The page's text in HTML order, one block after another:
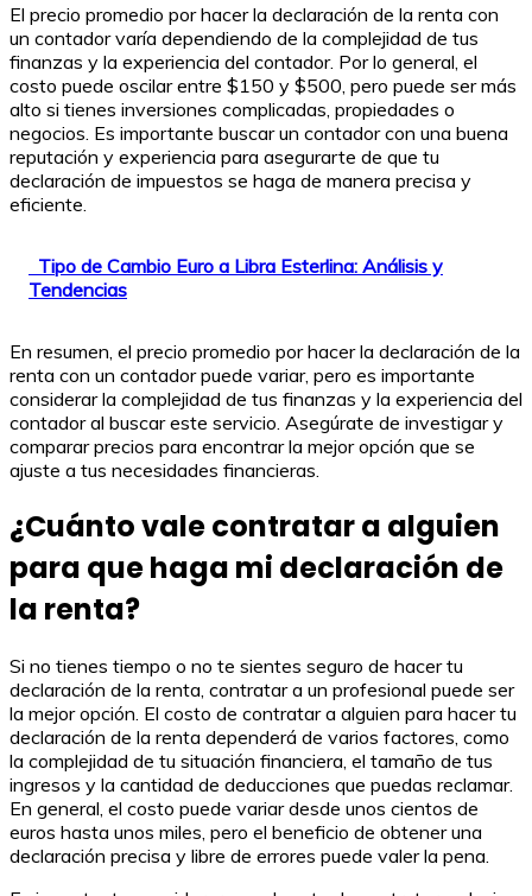
El precio promedio por hacer la declaración de la renta con
un contador varía dependiendo de la complejidad de tus
finanzas y la experiencia del contador. Por lo general, el
costo puede oscilar entre $150 y $500, pero puede ser más
alto si tienes inversiones complicadas, propiedades o
negocios. Es importante buscar un contador con una buena
reputación y experiencia para asegurarte de que tu
declaración de impuestos se haga de manera precisa y
eficiente.
Tipo de Cambio Euro a Libra Esterlina: Análisis y
Tendencias
En resumen, el precio promedio por hacer la declaración de la
renta con un contador puede variar, pero es importante
considerar la complejidad de tus finanzas y la experiencia del
contador al buscar este servicio. Asegúrate de investigar y
comparar precios para encontrar la mejor opción que se
ajuste a tus necesidades financieras.
¿Cuánto vale contratar a alguien
para que haga mi declaración de
la renta?
Si no tienes tiempo o no te sientes seguro de hacer tu
declaración de la renta, contratar a un profesional puede ser
la mejor opción. El costo de contratar a alguien para hacer tu
declaración de la renta dependerá de varios factores, como
la complejidad de tu situación financiera, el tamaño de tus
ingresos y la cantidad de deducciones que puedas reclamar.
En general, el costo puede variar desde unos cientos de
euros hasta unos miles, pero el beneficio de obtener una
declaración precisa y libre de errores puede valer la pena.